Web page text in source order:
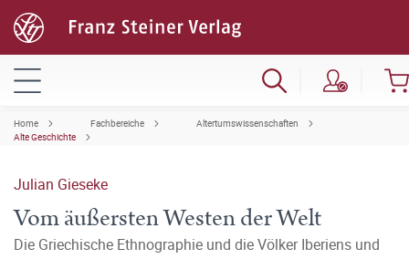
Home Fachbereiche
Altertumswissenschaften
Alte Geschichte
Julian Gieseke
Vom äußersten Westen der Welt
Die Griechische Ethnographie und die Völker Iberiens und